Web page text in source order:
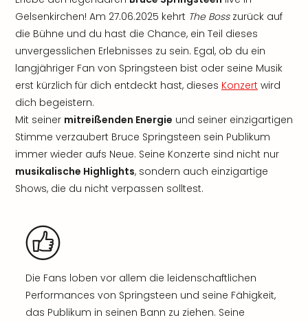
Gelsenkirchen! Am 27.06.2025 kehrt The Bosszurück auf
die Bühne und du hast die Chance, ein Teil dieses
unvergesslichen Erlebnisses zu sein. Egal, ob du ein
langjähriger Fan von Springsteen bist oder seine Musik
erst kürzlich für dich entdeckt hast, dieses Konzert wird
dich begeistern.
Mit seiner mitreißenden Energie und seiner einzigartigen
Stimme verzaubert Bruce Springsteen sein Publikum
immer wieder aufs Neue. Seine Konzerte sind nicht nur
musikalische Highlights, sondern auch einzigartige
Shows, die du nicht verpassen solltest.
Die Fans loben vor allem die leidenschaftlichen
Performances von Springsteen und seine Fähigkeit,
das Publikum in seinen Bann zu ziehen. Seine